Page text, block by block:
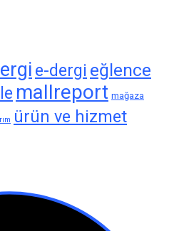
e-dergi eğlence
mallreport mağaza
ürün ve hizmet